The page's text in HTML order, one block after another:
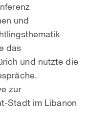
und
das
und nutzte die
zur
Stadt im Libanon